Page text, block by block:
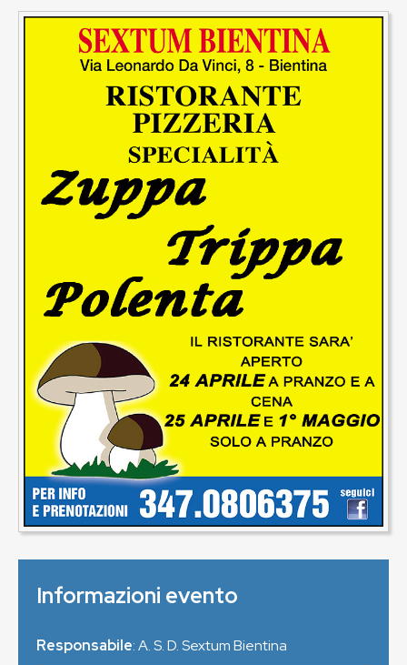
Informazioni evento
Responsabile: A. S. D. Sextum Bientina